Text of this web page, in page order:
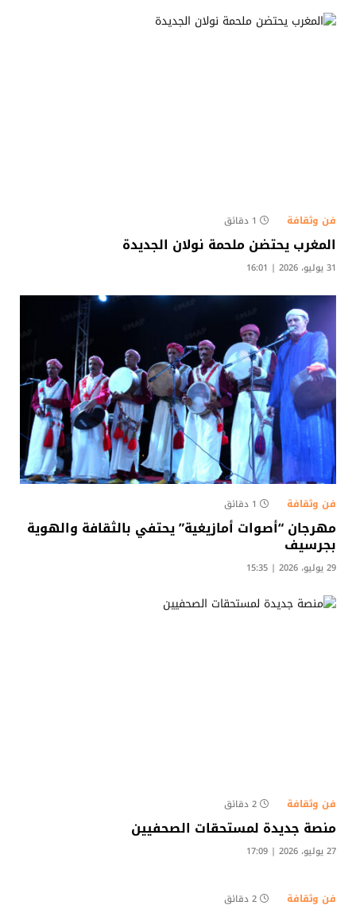
فن وثقافة 1 دقائق
المغرب يحتضن ملحمة نولان الجديدة
31 يوليو، 2026 | 16:01
فن وثقافة 1 دقائق
مهرجان “أصوات أمازيغية” يحتفي بالثقافة والهوية
بجرسيف
29 يوليو، 2026 | 15:35
فن وثقافة 2 دقائق
منصة جديدة لمستحقات الصحفيين
27 يوليو، 2026 | 17:09
فن وثقافة 2 دقائق